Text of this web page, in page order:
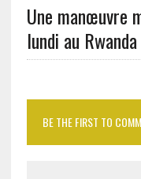
Une manœuvre
lundi au Rwanda
BE THE FIRST TO